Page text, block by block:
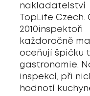
nakladatelství
TopLife Czech.
2010inspektoři
každoročně
oceňují špičku
gastronomie.
inspekcí, při
hodnotí